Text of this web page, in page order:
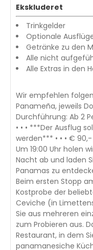
Ekskluderet
Trinkgelder
Optionale
Getränke zu den
Alle nicht
Alle Extras in den
Wir empfehlen
Panameña, jeweils
Durchführung: Ab 2
• • • ***Der Ausflug
werden*** • • • €
Um 19:00 Uhr holen
Nacht ab und laden
Panamas zu
Beim ersten Stopp
Kostprobe der
Ceviche (in
Sie aus mehreren
zum Probieren aus.
Restaurant, in dem
panamanesiche